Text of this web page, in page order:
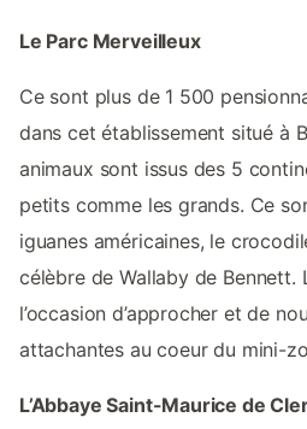
Le Parc Merveilleux
Ce sont plus de 1 500
dans cet établissement situé à
animaux sont issus des 5
petits comme les grands. Ce
iguanes américaines, le
célèbre de Wallaby de Bennett.
l’occasion d’approcher et de
attachantes au coeur du mini-
L’Abbaye Saint-Maurice de